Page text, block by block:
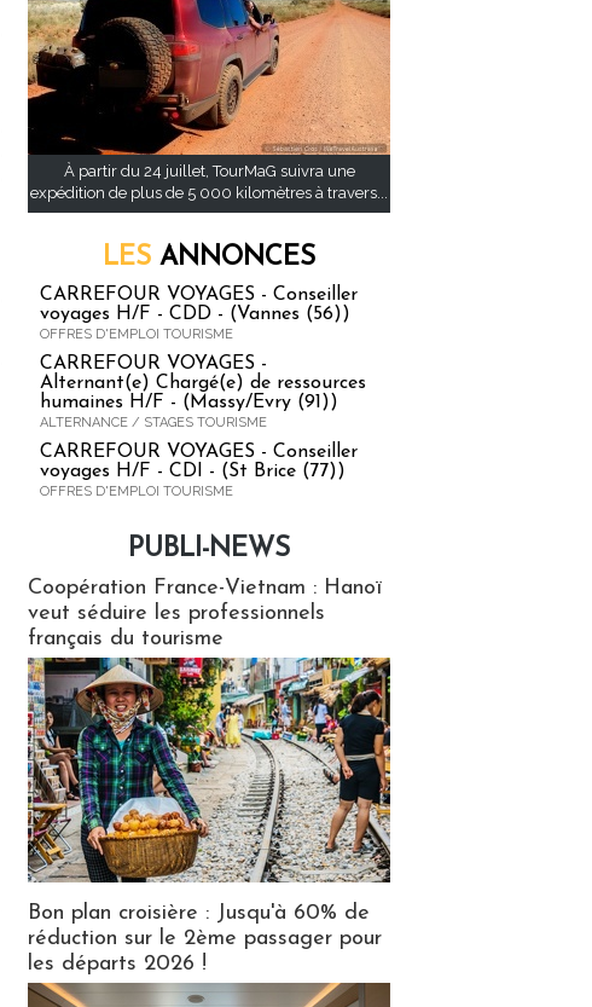
À partir du 24 juillet, TourMaG suivra une
expédition de plus de 5 000 kilomètres à travers...
LES ANNONCES
CARREFOUR VOYAGES - Conseiller
voyages H/F - CDD - (Vannes (56))
OFFRES D'EMPLOI TOURISME
CARREFOUR VOYAGES -
Alternant(e) Chargé(e) de ressources
humaines H/F - (Massy/Evry (91))
ALTERNANCE / STAGES TOURISME
CARREFOUR VOYAGES - Conseiller
voyages H/F - CDI - (St Brice (77))
OFFRES D'EMPLOI TOURISME
PUBLI-NEWS
Coopération France-Vietnam : Hanoï
veut séduire les professionnels
français du tourisme
Bon plan croisière : Jusqu'à 60% de
réduction sur le 2ème passager pour
les départs 2026 !